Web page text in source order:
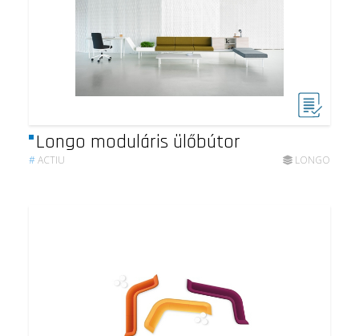
Longo moduláris ülőbútor
#ACTIU LONGO